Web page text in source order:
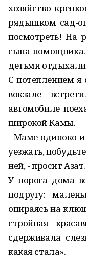
хозяйство
рядышком сад-
посмотреть! На
сына-
детьми
С потеплением я
вокзале
автомобиле
широкой Камы.
- Маме одиноко и
уезжать,
ней, - просит Азат.
У порога дома
подругу:
опираясь на
стройная
сдерживала
какая стала».